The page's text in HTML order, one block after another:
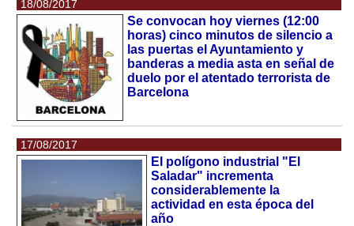
18/08/2017
Se convocan hoy viernes (12:00
horas) cinco minutos de silencio a
las puertas el Ayuntamiento y
banderas a media asta en señal de
duelo por el atentado terrorista de
Barcelona
17/08/2017
El polígono industrial "El
Saladar" incrementa
considerablemente la
actividad en esta época del
año